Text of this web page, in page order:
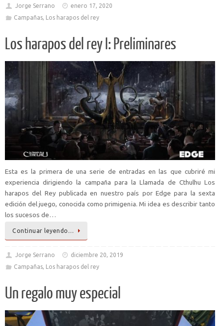
Jorge Serrano
enero 17, 2020
Campañas, Los harapos del rey
Los harapos del rey I: Preliminares
Esta es la primera de una serie de entradas en las que cubriré mi
experiencia dirigiendo la campaña para la Llamada de Cthulhu Los
harapos del Rey publicada en nuestro país por Edge para la sexta
edición del juego, conocida como primigenia. Mi idea es describir tanto
los sucesos de…
Continuar leyendo…
Jorge Serrano
diciembre 20, 2019
Campañas, Los harapos del rey
Un regalo muy especial